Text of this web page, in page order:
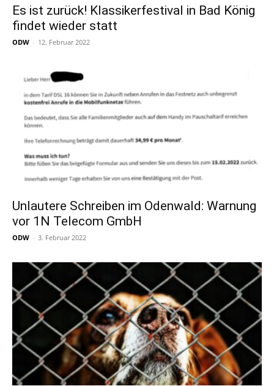
Es ist zurück! Klassikerfestival in Bad König
findet wieder statt
ODW - 12. Februar 2022
Unlautere Schreiben im Odenwald: Warnung
vor 1N Telecom GmbH
ODW - 3. Februar 2022